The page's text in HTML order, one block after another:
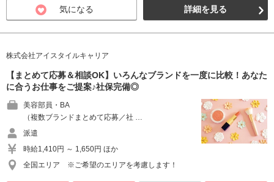
気になる 詳細を見る
株式会社アイスタイルキャリア
【まとめて応募＆相談OK】いろんなブランドを一度に比較！あなた
に合うお仕事をご提案♪社保完備◎
美容部員・BA
（複数ブランドまとめて応募／社 …
派遣
時給1,410円 ～ 1,650円 ほか
全国エリア ※ご希望のエリアを考慮します！